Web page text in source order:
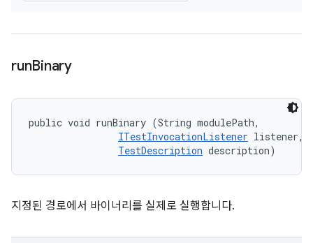
runBinary
public void runBinary (String modulePath,
ITestInvocationListener listener,
TestDescription description)
지정된 경로에서 바이너리를 실제로 실행합니다.